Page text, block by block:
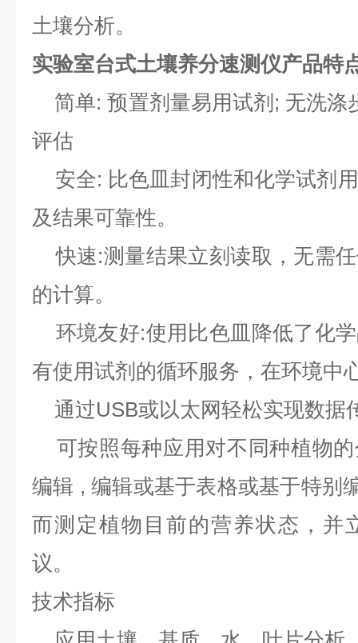
土壤分析。
实验室台式土壤养分速测仪产品特
简单: 预置剂量易用试剂; 无洗涤
评估
安全: 比色皿封闭性和化学试剂
及结果可靠性。
快速:测量结果立刻读取，无需
的计算。
环境友好:使用比色皿降低了化
有使用试剂的循环服务，在环境中
通过USB或以太网轻松实现数据
可按照每种应用对不同种植物
编辑 , 编辑或基于表格或基于特别
而测定植物目前的营养状态，并
议。
技术指标